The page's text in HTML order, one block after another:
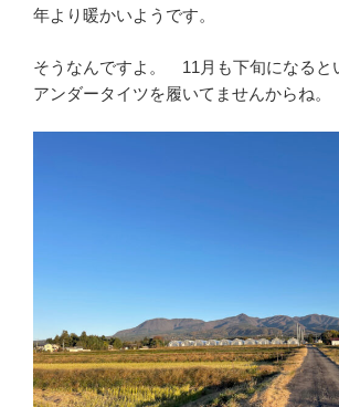
年より暖かいようです。
そうなんですよ。 11月も下旬になると
アンダータイツを履いてませんからね。